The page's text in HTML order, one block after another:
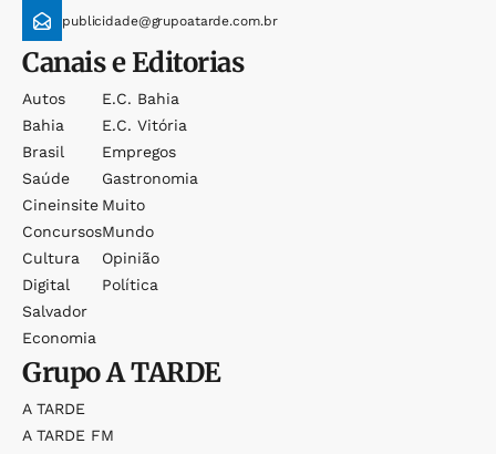
publicidade@grupoatarde.com.br
Canais e Editorias
Autos
Bahia
Brasil
Saúde
Cineinsite
Concursos
Cultura
Digital
Salvador
Economia
E.c. Bahia
E.c. Vitória
Empregos
Gastronomia
Muito
Mundo
Opinião
Política
GrupoA TARDE
A TARDE
A TARDE FM